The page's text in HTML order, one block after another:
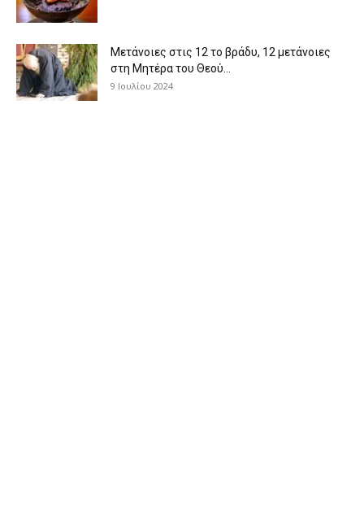
Μετάνοιες στις 12 το βράδυ, 12 μετάνοιες
στη Μητέρα του Θεού...
9 Ιουλίου 2024